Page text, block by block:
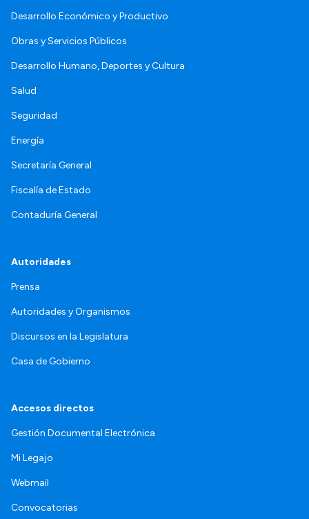
Desarrollo Económico y Productivo
Obras y Servicios Públicos
Desarrollo Humano, Deportes y Cultura
Salud
Seguridad
Energía
Secretaría General
Fiscalía de Estado
Contaduría General
Autoridades
Prensa
Autoridades y Organismos
Discursos en la Legislatura
Casa de Gobierno
Accesos directos
Gestión Documental Electrónica
Mi Legajo
Webmail
Convocatorias